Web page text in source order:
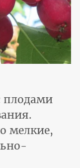
плодами
мелкие,